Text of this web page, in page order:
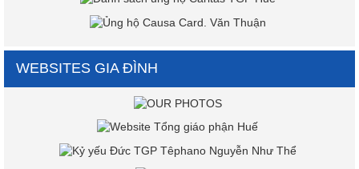
WEBSITES GIA ĐÌNH